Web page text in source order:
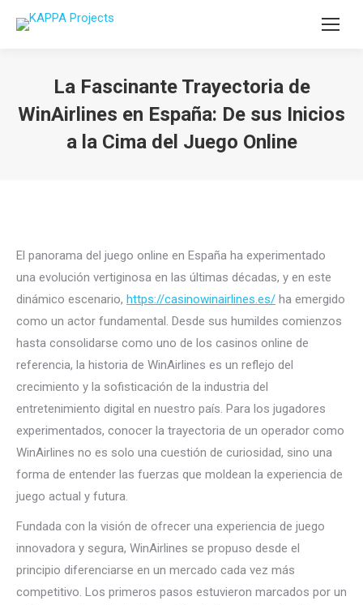
La Fascinante Trayectoria de
WinAirlines en España: De sus Inicios
a la Cima del Juego Online
El panorama del juego online en España ha experimentado
una evolución vertiginosa en las últimas décadas, y en este
dinámico escenario, https://casinowinairlines.es/ ha emergido
como un actor fundamental. Desde sus humildes comienzos
hasta consolidarse como uno de los casinos online de
referencia, la historia de WinAirlines es un reflejo del
crecimiento y la sofisticación de la industria del
entretenimiento digital en nuestro país. Para los jugadores
experimentados, conocer la trayectoria de un operador como
WinAirlines no es solo una cuestión de curiosidad, sino una
forma de entender las fuerzas que moldean la experiencia de
juego actual y futura.
Fundada con la visión de ofrecer una experiencia de juego
innovadora y segura, WinAirlines se propuso desde el
principio diferenciarse en un mercado cada vez más
competitivo. Los primeros pasos estuvieron marcados por un